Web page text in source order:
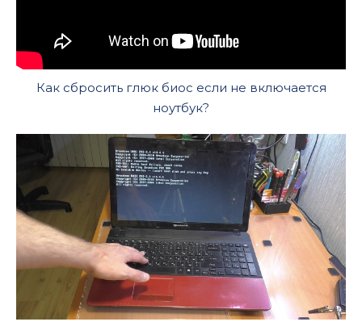
Как сбросить глюк биос если не включается
ноутбук?